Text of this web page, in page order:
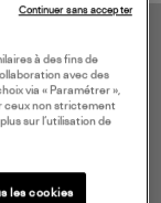
à des fins de
avec des
via « Paramétrer »,
ceux non strictement
sur l’utilisation de
les cookies
Continuer sans accepter